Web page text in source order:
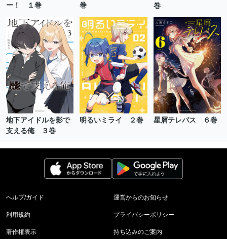
ー！ １巻
巻
巻
地下アイドルを影で
支える俺 ３巻
明るいミライ ２巻 星屑テレパス ６巻
ヘルプ/ガイド 運営からのお知らせ
利用規約 プライバシーポリシー
著作権表示 持ち込みのご案内